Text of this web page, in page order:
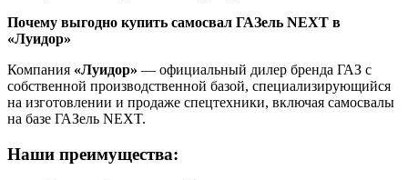
Почему выгодно купить самосвал ГАЗель NEXT в
«Луидор»
Компания «Луидор» — официальный дилер бренда ГАЗ с
собственной производственной базой, специализирующийся
на изготовлении и продаже спецтехники, включая самосвалы
на базе ГАЗель NEXT.
Наши преимущества: